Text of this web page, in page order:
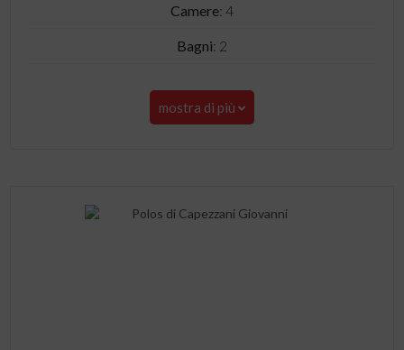
Camere: 4
Bagni: 2
mostra di più